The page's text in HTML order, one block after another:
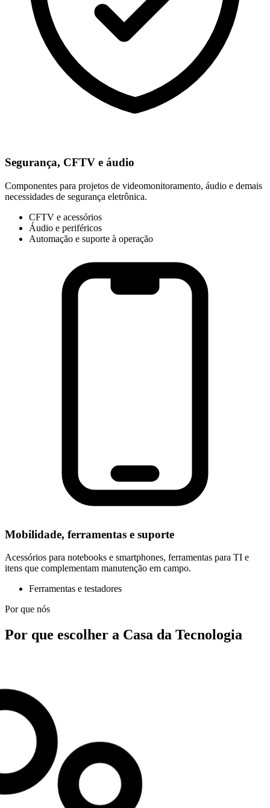
Segurança, CFTV e áudio
Componentes para projetos de videomonitoramento, áudio e demais
necessidades de segurança eletrônica.
CFTV e acessórios
Áudio e periféricos
Automação e suporte à operação
Mobilidade, ferramentas e suporte
Acessórios para notebooks e smartphones, ferramentas para TI e
itens que complementam manutenção em campo.
Ferramentas e testadores
Por que nós
Por que escolher a Casa da Tecnologia